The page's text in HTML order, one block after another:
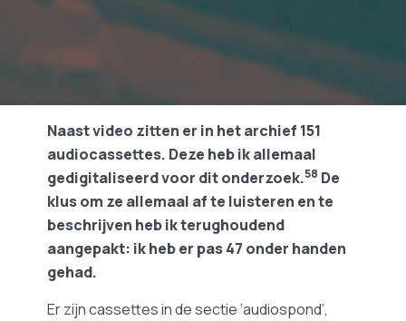
Naast video zitten er in het archief 151
audiocassettes. Deze heb ik allemaal
gedigitaliseerd voor dit onderzoek.58 De
klus om ze allemaal af te luisteren en te
beschrijven heb ik terughoudend
aangepakt: ik heb er pas 47 onder handen
gehad.
Er zijn cassettes in de sectie ‘audiospond’,